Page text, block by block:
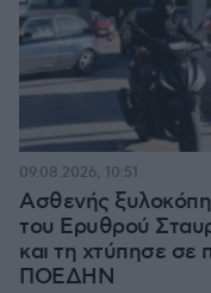
Ασθενής
του Ερυθρού
και τη χτύπησε σε
ΠΟΕΔΗΝ
09.08.2026, 10:51